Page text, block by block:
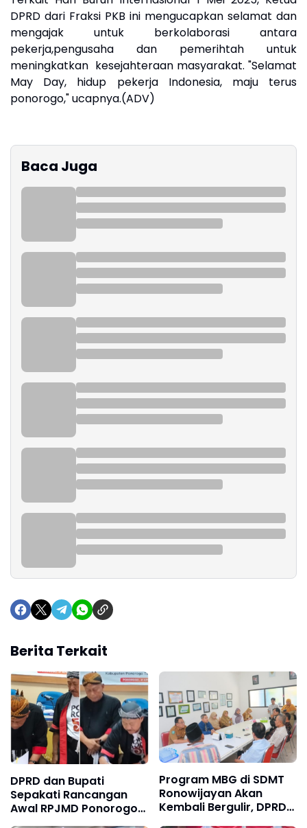
DPRD dari Fraksi PKB ini mengucapkan selamat dan
mengajak untuk berkolaborasi antara
pekerja,pengusaha dan pemerihtah untuk
meningkatkan kesejahteraan masyarakat. "Selamat
May Day, hidup pekerja Indonesia, maju terus
ponorogo," ucapnya.(ADV)
Baca Juga
Berita Terkait
DPRD dan Bupati
Sepakati Rancangan
Awal RPJMD Ponorogo
Program MBG di SDMT
Ronowijayan Akan
Kembali Bergulir, DPRD